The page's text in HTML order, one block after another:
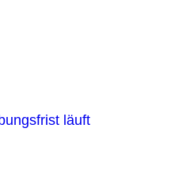
läuft